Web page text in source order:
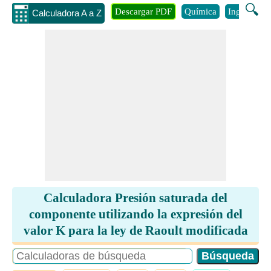
Calculadora A a Z 🔍
Descargar PDF Química Ingenieria
Calculadora Presión saturada del
componente utilizando la expresión del
valor K para la ley de Raoult modificada